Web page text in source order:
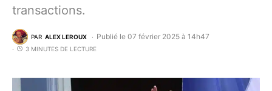
transactions.
PAR ALEX LEROUX Publié le 07 février 2025 à 14h47
3 MINUTES DE LECTURE